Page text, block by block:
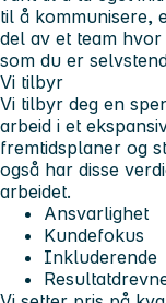
til å kommunisere,
del av et team hvor
som du er
Vi tilbyr
Vi tilbyr deg en
arbeid i et
fremtidsplaner og
også har disse
arbeidet.
Ansvarlighet
Kundefokus
Inkluderende